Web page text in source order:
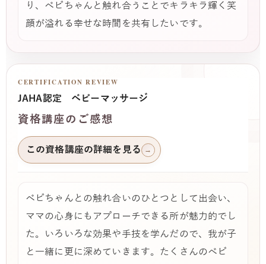
り、ベビちゃんと触れ合うことでキラキラ輝く笑
顔が溢れる幸せな時間を共有したいです。
CERTIFICATION REVIEW
JAHA認定 ベビーマッサージ
資格講座のご感想
この資格講座の詳細を見る →
ベビちゃんとの触れ合いのひとつとして出会い、
ママの心身にもアプローチできる所が魅力的でし
た。いろいろな効果や手技を学んだので、我が子
と一緒に更に深めていきます。たくさんのベビ